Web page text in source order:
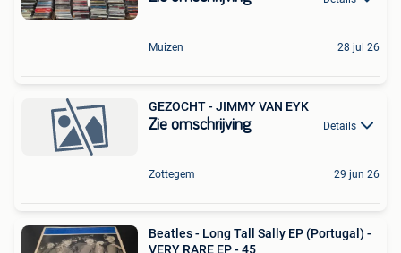
Muizen 28 jul 26
GEZOCHT - JIMMY VAN EYK
Zie omschrijving Details
Zottegem 29 jun 26
Beatles - Long Tall Sally EP (Portugal) -
VERY RARE EP - 45